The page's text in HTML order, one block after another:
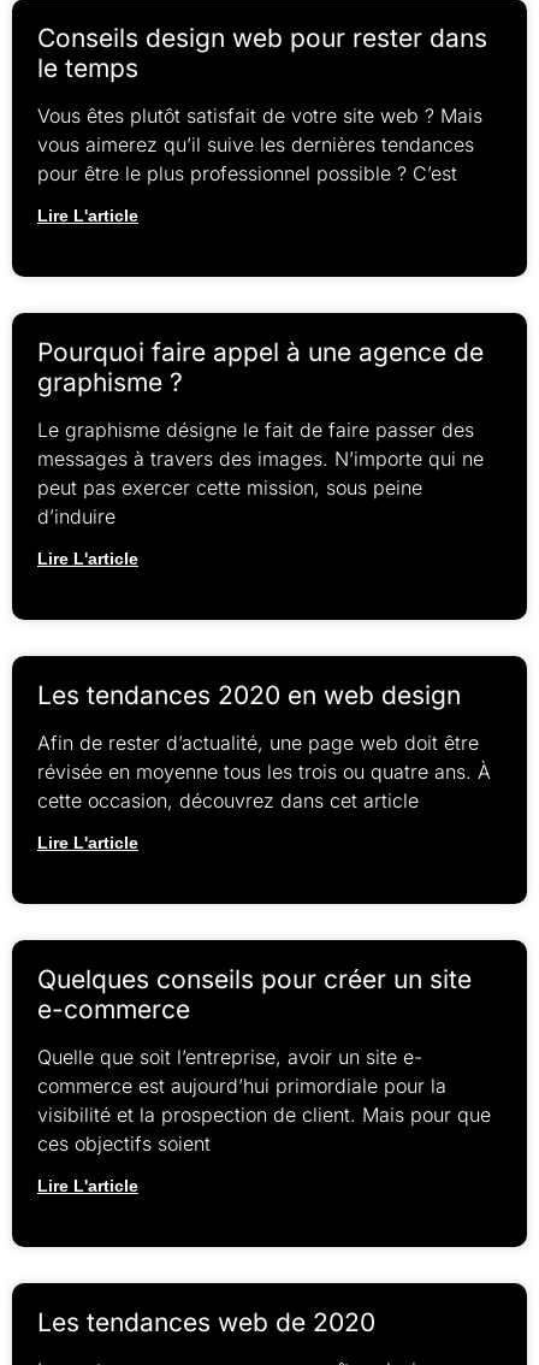
Conseils design web pour rester dans
le temps
Vous êtes plutôt satisfait de votre site web ? Mais
vous aimerez qu’il suive les dernières tendances
pour être le plus professionnel possible ? C’est
Lire L'article
Pourquoi faire appel à une agence de
graphisme ?
Le graphisme désigne le fait de faire passer des
messages à travers des images. N’importe qui ne
peut pas exercer cette mission, sous peine
d’induire
Lire L'article
Les tendances 2020 en web design
Afin de rester d’actualité, une page web doit être
révisée en moyenne tous les trois ou quatre ans. À
cette occasion, découvrez dans cet article
Lire L'article
Quelques conseils pour créer un site
e-commerce
Quelle que soit l’entreprise, avoir un site e-
commerce est aujourd’hui primordiale pour la
visibilité et la prospection de client. Mais pour que
ces objectifs soient
Lire L'article
Les tendances web de 2020